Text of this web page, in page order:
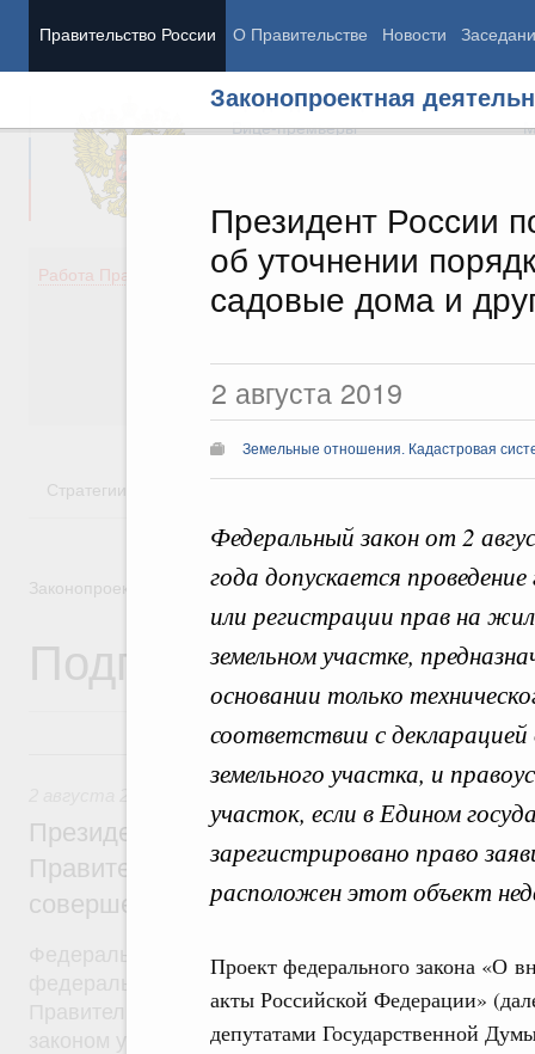
Правительство России О Правительстве Новости
Законопроектная
Президент России
об уточнении
садовые дома и
2 августа 2019
Земельные отношения. Кадастровая
Федеральный закон от 2
года допускается
или регистрации прав на
земельном участке,
основании только
соответствии с
земельного участка, и
участок, если в Едином
зарегистрировано право
расположен этот объект
Проект федерального закона «О
акты Российской Федерации»
депутатами Государственной
Председатель Правительства
Вице-премьеры
Работа Правительства
Демография
Здоровье
Образование
Государство
Стратегии
Законопроектная деятельность
Подписанные
2 августа 2019, пятница
Президент России подписал
Правительством Федеральный закон,
совершенствование системы
Федеральный закон от 2 августа 2019 года
федерального закона был внесён в Госдуму
Правительства от 24 октября 2018 года №2288-
законом уточняются условия и порядок